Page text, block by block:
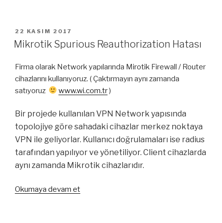
“Not
controller”
Muhabbeti”
YAYIM
TARIHI
22 KASIM 2017
Mikrotik Spurious Reauthorization Hatası
Firma olarak Network yapılarında Mirotik Firewall / Router
cihazlarını kullanıyoruz. ( Çaktırmayın aynı zamanda
satıyoruz
www.wi.com.tr)
Bir projede kullanılan VPN Network yapısında
topolojiye göre sahadaki cihazlar merkez noktaya
VPN ile geliyorlar. Kullanıcı doğrulamaları ise radius
tarafından yapılıyor ve yönetiliyor. Client cihazlarda
aynı zamanda Mikrotik cihazlarıdır.
Okumaya devam et“Mikrotik